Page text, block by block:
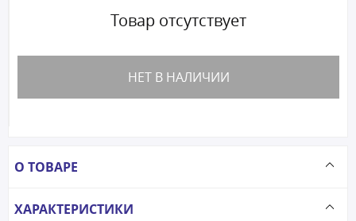
Товар отсутствует
НЕТ В НАЛИЧИИ
О ТОВАРЕ
ХАРАКТЕРИСТИКИ